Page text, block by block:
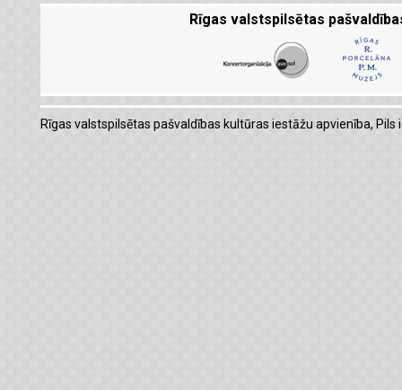
Rīgas valstspilsētas
Rīgas valstspilsētas pašvaldības kultūras iestāžu apvienība,